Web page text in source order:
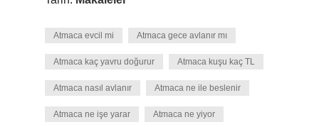
Atmaca evcil mi Atmaca gece avlanır mı
Atmaca kaç yavru doğurur Atmaca kuşu kaç TL
Atmaca nasıl avlanır Atmaca ne ile beslenir
Atmaca ne işe yarar Atmaca ne yiyor